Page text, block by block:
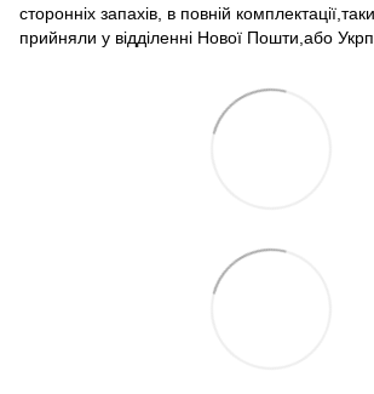
сторонніх запахів, в повній
прийняли у відділенні Нової Пошти,або